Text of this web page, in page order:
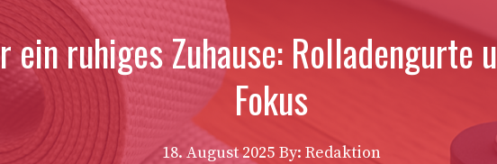
ruhiges Zuhause: Rolladengurte
Fokus
18. August 2025 By: Redaktion